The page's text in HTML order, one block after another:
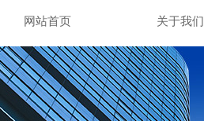
网站首页 关于我们